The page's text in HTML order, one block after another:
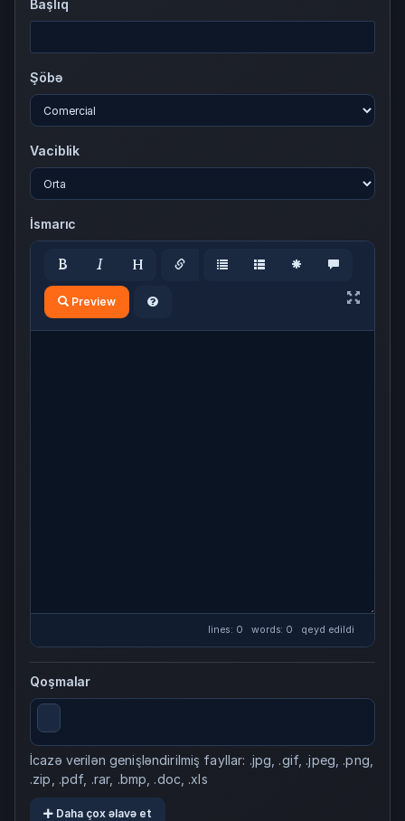
Başlıq
Şöbə
Vaciblik
İsmarıc
Preview
lines: 0 words: 0 qeyd edildi
Qoşmalar
İcazə verilən genişləndirilmiş fayllar: .jpg, .gif, .jpeg, .png,
.zip, .pdf, .rar, .bmp, .doc, .xls
Daha çox əlavə et